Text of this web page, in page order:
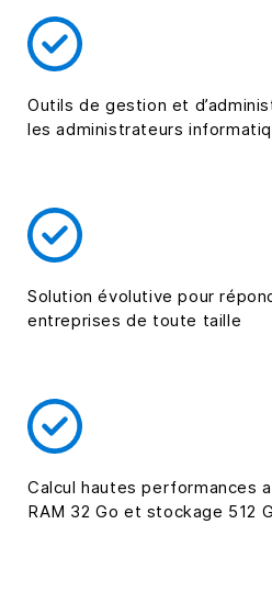
Outils de gestion et
les administrateurs
Solution évolutive pour
entreprises de toute taille
Calcul hautes performances
RAM 32 Go et stockage 512